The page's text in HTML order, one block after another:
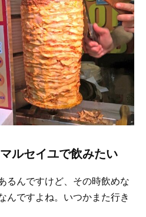
ルセイユで飲みたい
るんですけど、その時飲めな
んですよね。いつかまた行き